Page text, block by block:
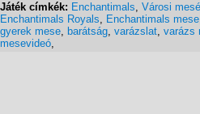
Játék címkék: Enchantimals, Városi
Enchantimals Royals, Enchantimals mese
gyerek mese, barátság, varázslat, varázs
mesevideó,